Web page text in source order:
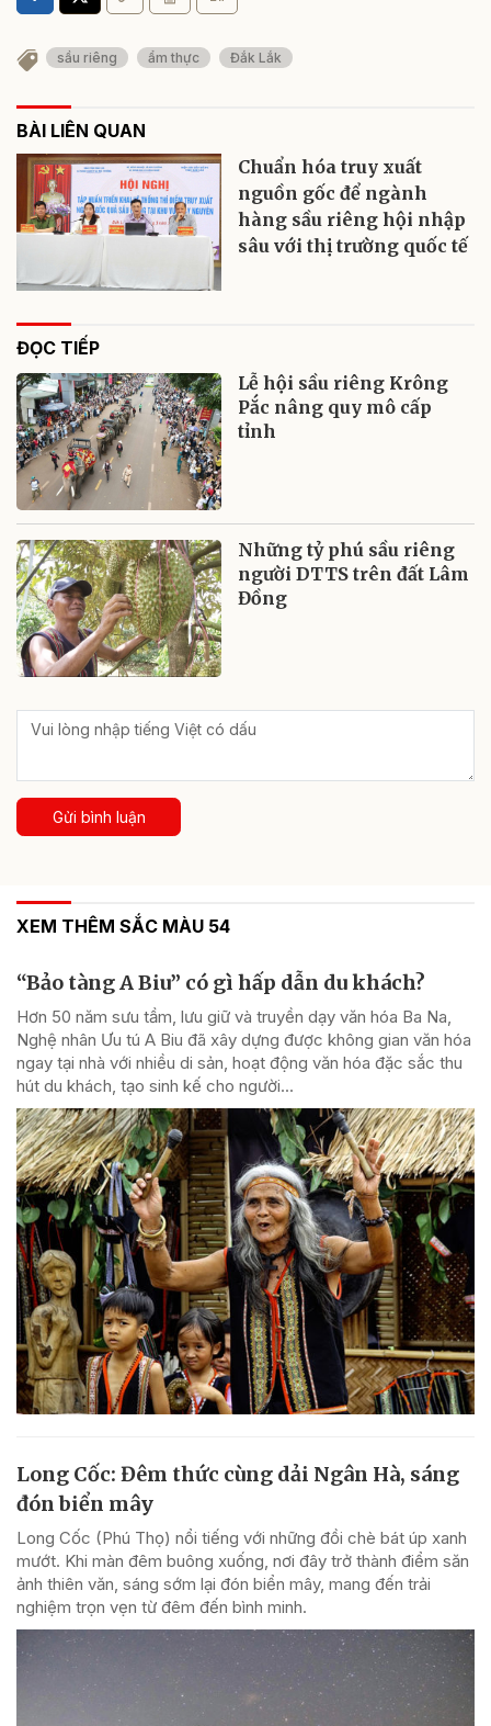
sầu riêng ẩm thực Đắk Lắk
BÀI LIÊN QUAN
Chuẩn hóa truy xuất
nguồn gốc để ngành
hàng sầu riêng hội nhập
sâu với thị trường quốc tế
ĐỌC TIẾP
Lễ hội sầu riêng Krông
Pắc nâng quy mô cấp
tỉnh
Những tỷ phú sầu riêng
người DTTS trên đất Lâm
Đồng
Gửi bình luận
XEM THÊM SẮC MÀU 54
“Bảo tàng A Biu” có gì hấp dẫn du khách?
Hơn 50 năm sưu tầm, lưu giữ và truyền dạy văn hóa Ba Na,
Nghệ nhân Ưu tú A Biu đã xây dựng được không gian văn hóa
ngay tại nhà với nhiều di sản, hoạt động văn hóa đặc sắc thu
hút du khách, tạo sinh kế cho người...
Long Cốc: Đêm thức cùng dải Ngân Hà, sáng
đón biển mây
Long Cốc (Phú Thọ) nổi tiếng với những đồi chè bát úp xanh
mướt. Khi màn đêm buông xuống, nơi đây trở thành điểm săn
ảnh thiên văn, sáng sớm lại đón biển mây, mang đến trải
nghiệm trọn vẹn từ đêm đến bình minh.